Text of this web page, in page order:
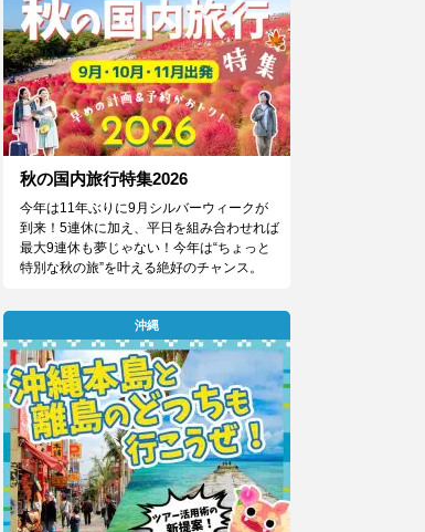
秋の国内旅行特集2026
今年は11年ぶりに9月シルバーウィークが
到来！5連休に加え、平日を組み合わせれば
最大9連休も夢じゃない！今年は“ちょっと
特別な秋の旅”を叶える絶好のチャンス。
沖縄